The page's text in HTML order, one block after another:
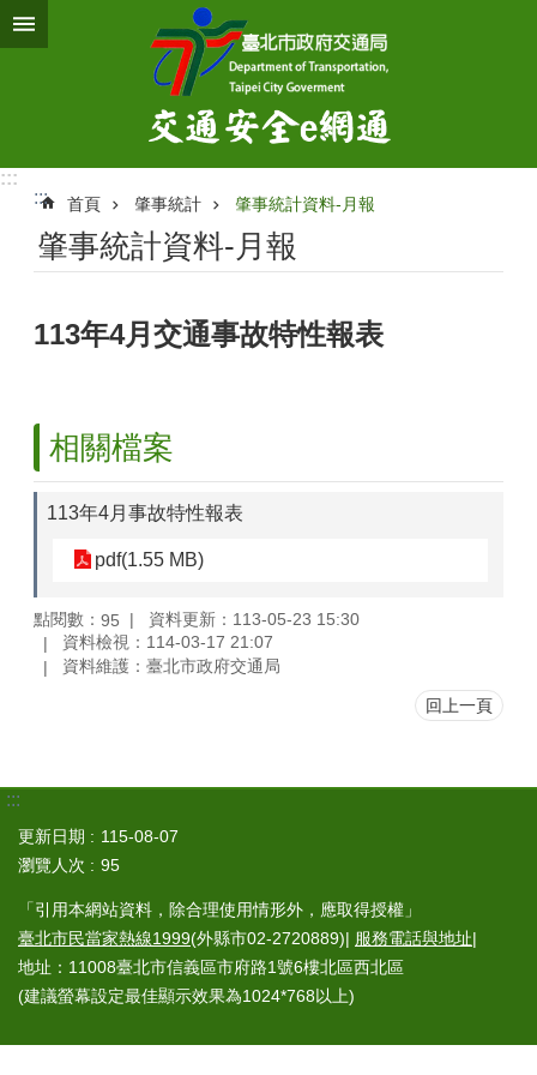
跳到主要內容區塊
:::
:::
首頁 肇事統計 肇事統計資料-月報
肇事統計資料-月報
113年4月交通事故特性報表
相關檔案
113年4月事故特性報表
pdf(1.55 MB)
點閱數： 95
資料更新：113-05-23 15:30
資料檢視：114-03-17 21:07
資料維護：臺北市政府交通局
回上一頁
:::
更新日期
115-08-07
瀏覽人次
95
「引用本網站資料，除合理使用情形外，應取得授權」
臺北市民當家熱線1999(外縣市02-2720889)| 服務電話與地址|
地址：11008臺北市信義區市府路1號6樓北區西北區
(建議螢幕設定最佳顯示效果為1024*768以上)